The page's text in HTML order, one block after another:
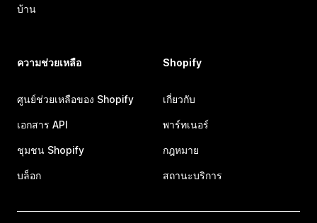
บ้าน
ความช่วยเหลือ
ศูนย์ช่วยเหลือของ Shopify
เอกสาร API
ชุมชน Shopify
บล็อก
Shopify
เกี่ยวกับ
พาร์ทเนอร์
กฎหมาย
สถานะบริการ